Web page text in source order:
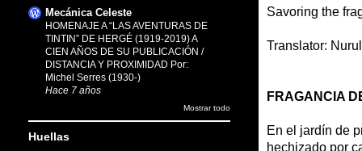
Savoring the
Translator:
FRAGANCIA
En el jardín de
hechizado por
Mecánica Celeste
HOMENAJE A “LAS AVENTURAS DE
TINTIN” DE HERGÉ (1919-2019) A
CIEN AÑOS DE SU PUBLICACIÓN /
DISTANCIA Y PROXIMIDAD Por:
Michel Serres (1930-)
Hace 7 años
Mostrar todo
Huellas